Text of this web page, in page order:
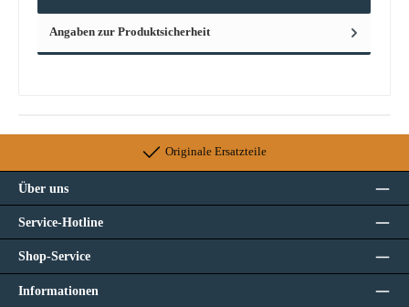
Angaben zur Produktsicherheit
Originale Ersatzteile
Über uns
Service-Hotline
Shop-Service
Informationen